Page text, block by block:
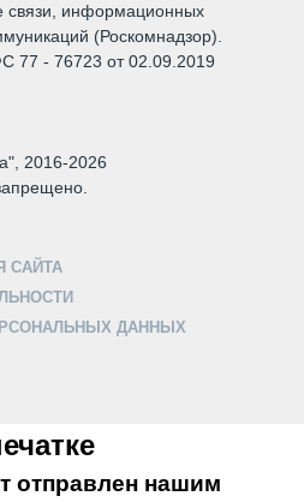
связи, информационных
(Роскомнадзор).
77 - 76723 от 02.09.2019
2016-2026
САЙТА
ДАННЫХ
отправлен нашим